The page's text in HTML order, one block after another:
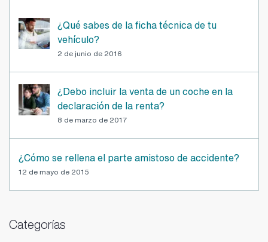
¿Qué sabes de la ficha técnica de tu
vehículo?
2 de junio de 2016
¿Debo incluir la venta de un coche en la
declaración de la renta?
8 de marzo de 2017
¿Cómo se rellena el parte amistoso de accidente?
12 de mayo de 2015
Categorías